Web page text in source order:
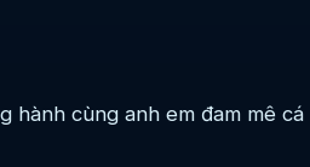
hành cùng anh em đam mê cá